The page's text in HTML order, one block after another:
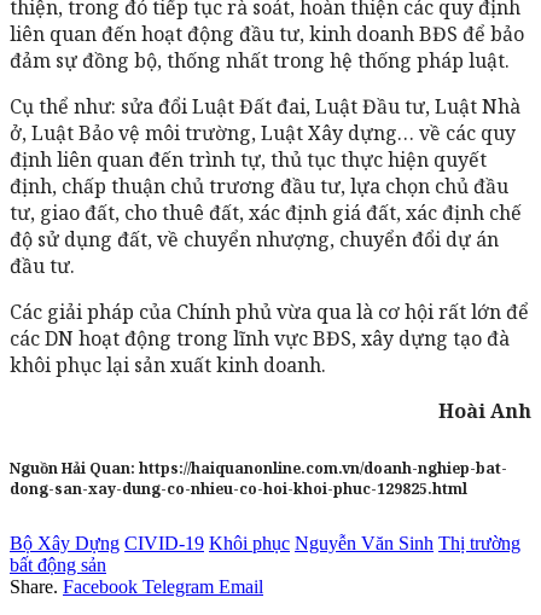
thiện, trong đó tiếp tục rà soát, hoàn thiện các quy định
liên quan đến hoạt động đầu tư, kinh doanh BĐS để bảo
đảm sự đồng bộ, thống nhất trong hệ thống pháp luật.
Cụ thể như: sửa đổi Luật Đất đai, Luật Đầu tư, Luật Nhà
ở, Luật Bảo vệ môi trường, Luật Xây dựng… về các quy
định liên quan đến trình tự, thủ tục thực hiện quyết
định, chấp thuận chủ trương đầu tư, lựa chọn chủ đầu
tư, giao đất, cho thuê đất, xác định giá đất, xác định chế
độ sử dụng đất, về chuyển nhượng, chuyển đổi dự án
đầu tư.
Các giải pháp của Chính phủ vừa qua là cơ hội rất lớn để
các DN hoạt động trong lĩnh vực BĐS, xây dựng tạo đà
khôi phục lại sản xuất kinh doanh.
Hoài Anh
Nguồn Hải Quan: https://haiquanonline.com.vn/doanh-nghiep-bat-
dong-san-xay-dung-co-nhieu-co-hoi-khoi-phuc-129825.html
Bộ Xây Dựng CIVID-19 Khôi phục Nguyễn Văn Sinh Thị trường
bất động sản
Share. Facebook Telegram Email